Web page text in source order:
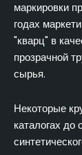
маркировки
годах
"кварц" в
прозрачной
сырья.
Некоторые
каталогах до